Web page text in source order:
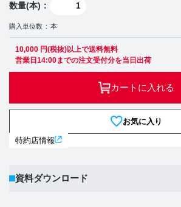
数量(本)
購入単位数 本
10,000 円(税抜)以上で送料無料
営業日14:00までの注文受付分を当日出荷
カートに入れる
お気に入り
特約店情報
資料ダウンロード